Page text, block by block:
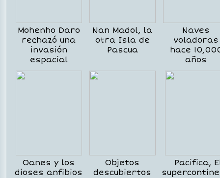
Mohenho Daro
rechazó una
invasión
espacial
Nan Madol, la
otra Isla de
Pascua
Naves
voladoras
hace
años
Oanes y los
dioses anfibios
Objetos
descubiertos
Pacifica,